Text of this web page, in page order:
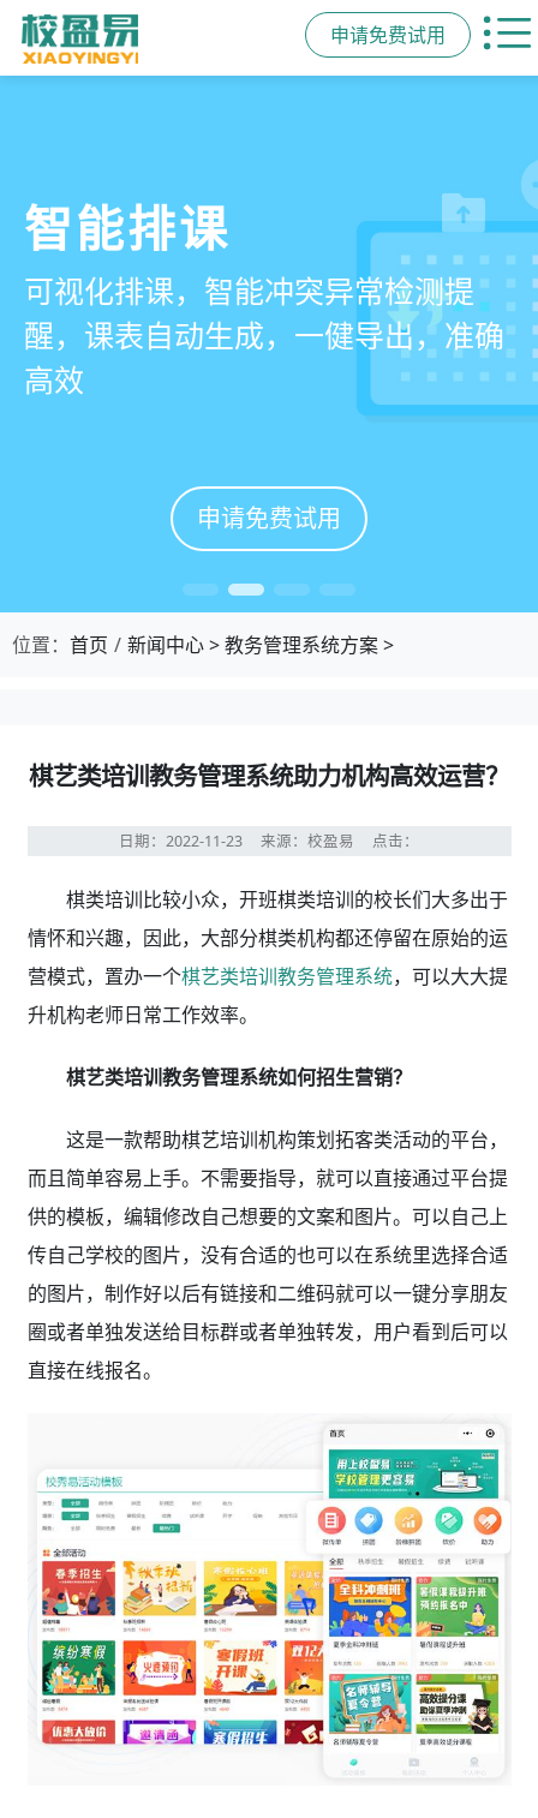
申请免费试用
管学校，用校盈易
培训机构教务管理系
统
有效提升运营管理效率45%
申请免费试用
智能排课
可视化排课，智能冲突异常检测提
醒，课表自动生成，一健导出，准确
高效
申请免费试用
课时统计
学员签到同步扣减课时，老师带课量
自动统计、汇总，数据清晰可查免扯
皮
申请免费试用
家校互动
一部手机链接教师、学员、家长，沟
通互动零距离，服务贴心铸口碑促续
费
申请免费试用
位置： 首页 新闻中心>教务管理系统方案>
棋艺类培训教务管理系统助力机构高效运营？
日期：2022-11-23 来源：校盈易 点击：
棋类培训比较小众，开班棋类培训的校长们大多出于
情怀和兴趣，因此，大部分棋类机构都还停留在原始的运
营模式，置办一个棋艺类培训教务管理系统，可以大大提
升机构老师日常工作效率。
棋艺类培训教务管理系统如何招生营销？
这是一款帮助棋艺培训机构策划拓客类活动的平台，
而且简单容易上手。不需要指导，就可以直接通过平台提
供的模板，编辑修改自己想要的文案和图片。可以自己上
传自己学校的图片，没有合适的也可以在系统里选择合适
的图片，制作好以后有链接和二维码就可以一键分享朋友
圈或者单独发送给目标群或者单独转发，用户看到后可以
直接在线报名。